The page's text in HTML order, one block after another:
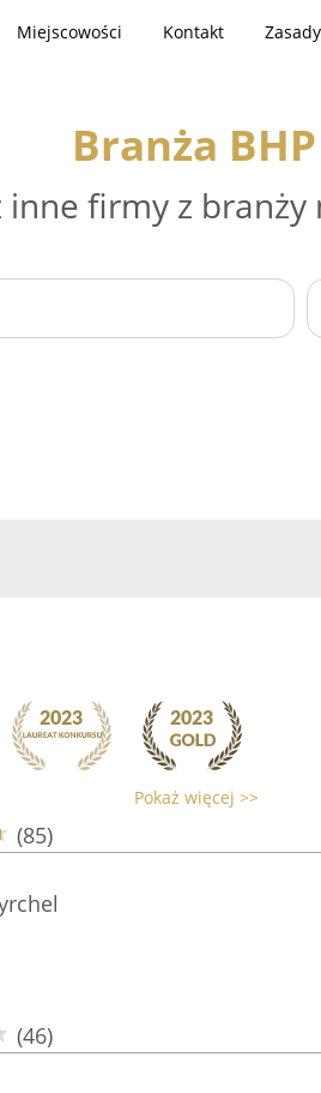
Miejscowości Kontakt Zasady
Branża
inne firmy z branży
Pokaż więcej >>
(85)
(46)